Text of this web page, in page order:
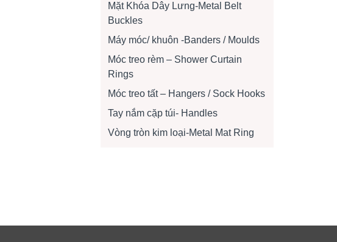
Mặt Khóa Dây Lưng-Metal Belt
Buckles
Máy móc/ khuôn -Banders / Moulds
Móc treo rèm – Shower Curtain
Rings
Móc treo tất – Hangers / Sock Hooks
Tay nắm cặp túi- Handles
Vòng tròn kim loại-Metal Mat Ring